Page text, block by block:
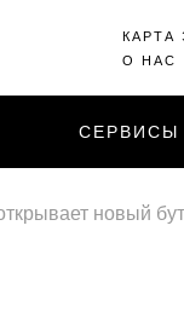
КАРТА
О НАС
СЕРВИСЫ
новый